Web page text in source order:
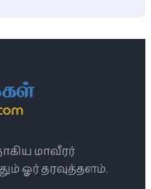
மாவீரர்
ஓர் தரவுத்தளம்.